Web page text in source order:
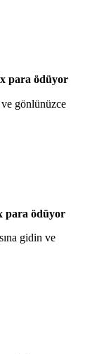
para ödüyor
ve gönlünüzce
para ödüyor
gidin ve